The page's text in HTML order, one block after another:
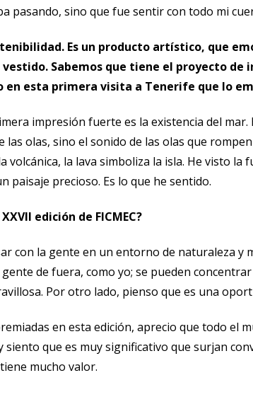
pasando, sino que fue sentir con todo mi
Es un producto artístico, que
Sabemos que tiene el proyecto
en esta primera visita a Tenerife que lo
impresión fuerte es la existencia del
las olas, sino el sonido de las olas que
volcánica, la lava simboliza la isla. He visto
paisaje precioso. Es lo que he sentido.
edición de FICMEC?
con la gente en un entorno de naturaleza y
de fuera, como yo; se pueden
Por otro lado, pienso que es una
en esta edición, aprecio que todo el
que es muy significativo que surjan
mucho valor.